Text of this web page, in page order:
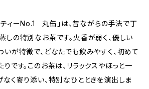
ティーNo.1 丸缶」は、昔ながらの手法で丁
の特別なお茶です。火香が弱く、優しい
が特徴で、どなたでも飲みやすく、初めて
です。このお茶は、リラックスやほっと一
く寄り添い、特別なひとときを演出しま